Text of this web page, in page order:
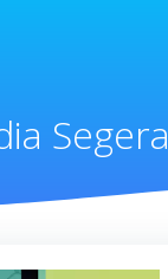
Segera